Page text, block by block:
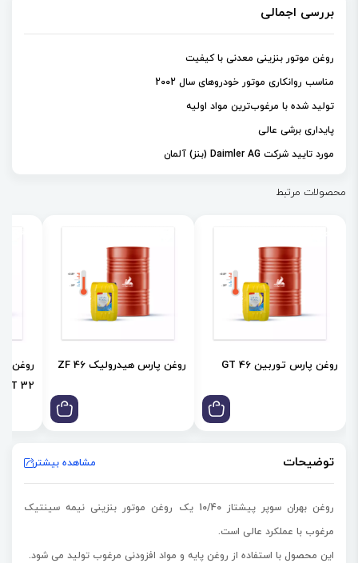
بررسی اجمالی
روغن موتور بنزینی معدنی با کیفیت
مناسب روانکاری موتور خودروهای سال 2002
تولید شده با مرغوب‌ترین مواد اولیه
پایداری برشی عالی
مورد تایید شرکت Daimler AG (بنز) آلمان
محصولات مرتبط
روغن پارس توربین GT 46 روغن پارس هیدرولیک ZF 46
روغن
T 32
توضیحات مشاهده بیشتر
روغن بهران سوپر پیشتاز 10/40 یک روغن موتور بنزینی نیمه سینتیک
مرغوب با عملکرد عالی است.
این محصول با استفاده از روغن پایه و مواد افزودنی مرغوب تولید می شود.